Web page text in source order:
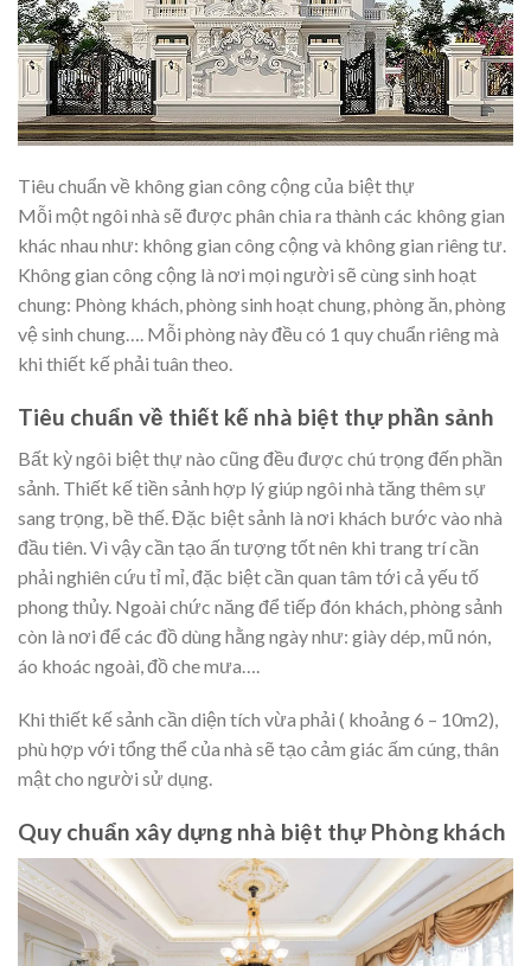
Tiêu chuẩn về không gian công cộng của biệt thự
Mỗi một ngôi nhà sẽ được phân chia ra thành các không gian
khác nhau như: không gian công cộng và không gian riêng tư.
Không gian công cộng là nơi mọi người sẽ cùng sinh hoạt
chung: Phòng khách, phòng sinh hoạt chung, phòng ăn, phòng
vệ sinh chung…. Mỗi phòng này đều có 1 quy chuẩn riêng mà
khi thiết kế phải tuân theo.
Tiêu chuẩn về thiết kế nhà biệt thự phần sảnh
Bất kỳ ngôi biệt thự nào cũng đều được chú trọng đến phần
sảnh. Thiết kế tiền sảnh hợp lý giúp ngôi nhà tăng thêm sự
sang trọng, bề thế. Đặc biệt sảnh là nơi khách bước vào nhà
đầu tiên. Vì vậy cần tạo ấn tượng tốt nên khi trang trí cần
phải nghiên cứu tỉ mỉ, đặc biệt cần quan tâm tới cả yếu tố
phong thủy. Ngoài chức năng để tiếp đón khách, phòng sảnh
còn là nơi để các đồ dùng hằng ngày như: giày dép, mũ nón,
áo khoác ngoài, đồ che mưa….
Khi thiết kế sảnh cần diện tích vừa phải ( khoảng 6 – 10m2),
phù hợp với tổng thể của nhà sẽ tạo cảm giác ấm cúng, thân
mật cho người sử dụng.
Quy chuẩn xây dựng nhà biệt thự Phòng khách